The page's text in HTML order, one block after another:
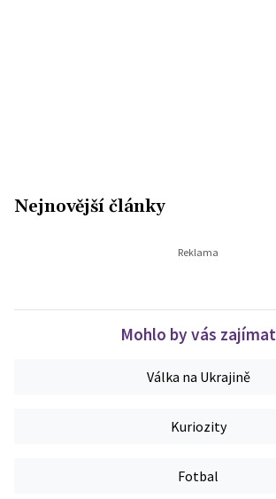
Nejnovější články
Mohlo by vás zajímat
Válka na Ukrajině
Kuriozity
Fotbal